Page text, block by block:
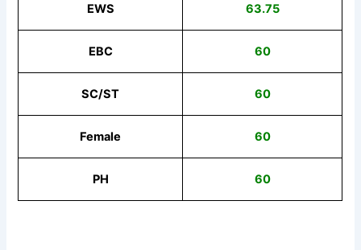
EWS 63.75
EBC 60
SC/ST 60
Female 60
PH 60